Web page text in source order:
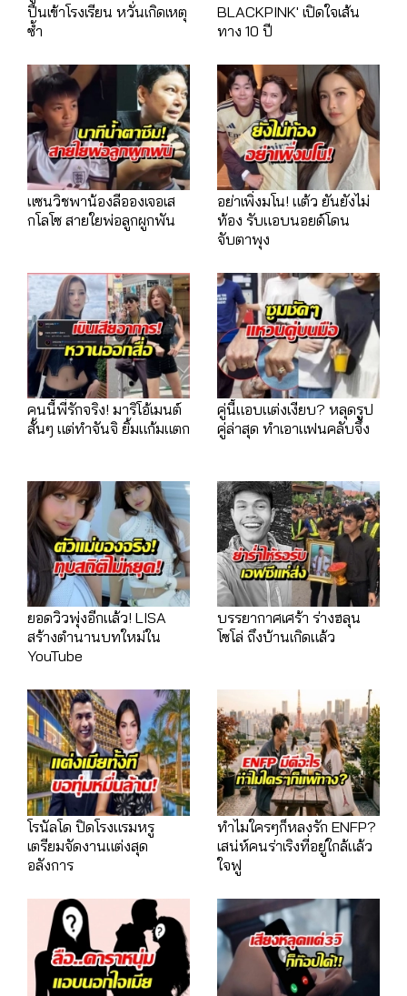
ปืนเข้าโรงเรียน หวั่นเกิดเหตุ
ซ้ำ
BLACKPINK' เปิดใจเส้น
ทาง 10 ปี
แซนวิชพาน้องลีอองเจอเส
กโลโซ สายใยพ่อลูกผูกพัน
อย่าเพิ่งมโน! แต้ว ยันยังไม่
ท้อง รับแอบนอยด์โดน
จับตาพุง
คนนี้พี่รักจริง! มาริโอ้เมนต์
สั้นๆ แต่ทำจันจิ ยิ้มแก้มแตก
คู่นี้แอบแต่งเงียบ? หลุดรูป
คู่ล่าสุด ทำเอาแฟนคลับจึ้ง
ยอดวิวพุ่งอีกแล้ว! LISA
สร้างตำนานบทใหม่ใน
YouTube
บรรยากาศเศร้า ร่างฮลุน
โซโล่ ถึงบ้านเกิดแล้ว
โรนัลโด ปิดโรงแรมหรู
เตรียมจัดงานแต่งสุด
อลังการ
ทำไมใครๆก็หลงรัก ENFP?
เสน่ห์คนร่าเริงที่อยู่ใกล้แล้ว
ใจฟู